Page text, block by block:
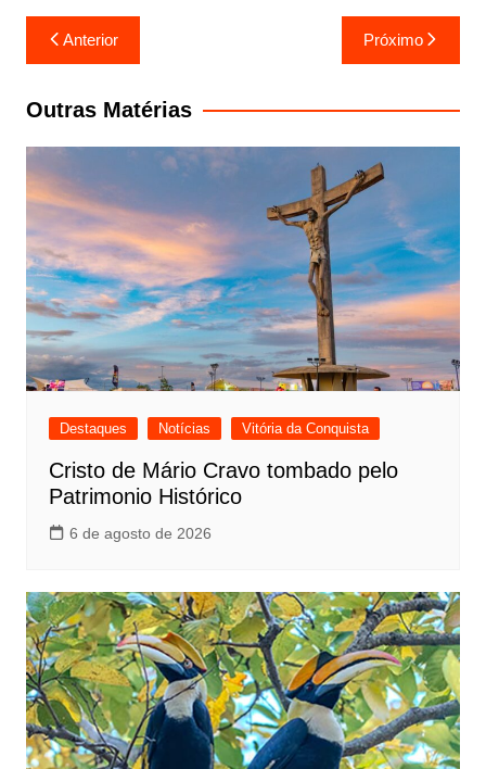
Navegação
de
Post
Anterior Próximo
Outras Matérias
Destaques Notícias Vitória da Conquista
Cristo de Mário Cravo tombado pelo
Patrimonio Histórico
6 de agosto de 2026